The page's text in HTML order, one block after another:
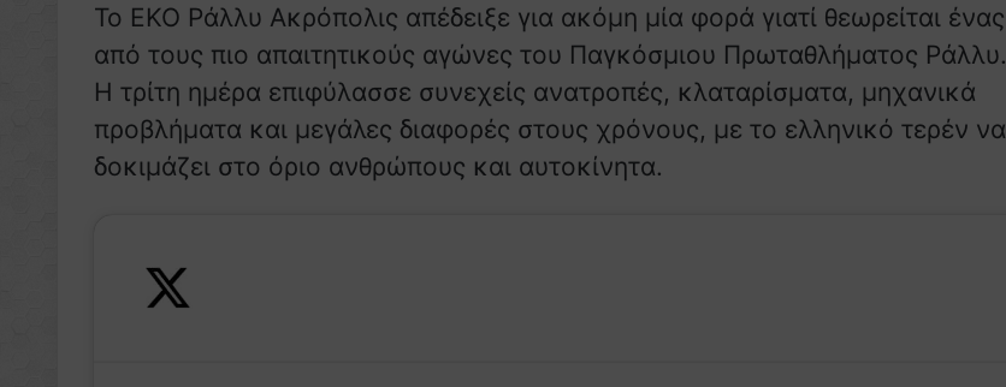
Το ΕΚΟ Ράλλυ Ακρόπολις απέδειξε για ακόμη μία φορά γιατί θεωρείται ένας
από τους πιο απαιτητικούς αγώνες του Παγκόσμιου Πρωταθλήματος Ράλλυ.
Η τρίτη ημέρα επιφύλασσε συνεχείς ανατροπές, κλαταρίσματα, μηχανικά
προβλήματα και μεγάλες διαφορές στους χρόνους, με το ελληνικό τερέν να
δοκιμάζει στο όριο ανθρώπους και αυτοκίνητα.